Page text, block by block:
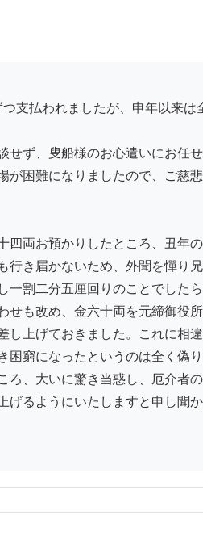
ず、叟船様のお心遣いにお任
困難になりましたので、ご慈
両お預かりしたところ、丑年
き届かないため、外聞を憚り
割二分五厘回りのことでした
も改め、金六十両を元締御役
上げておきました。これに相
窮になったというのは全く偽
、大いに驚き当惑し、厄介者
るようにいたしますと申し聞